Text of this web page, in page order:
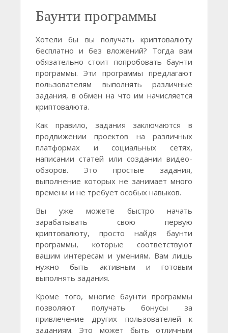
Баунти программы
Хотели бы вы получать криптовалюту
бесплатно и без вложений? Тогда вам
обязательно стоит попробовать баунти
программы. Эти программы предлагают
пользователям выполнять различные
задания, в обмен на что им начисляется
криптовалюта.
Как правило, задания заключаются в
продвижении проектов на различных
платформах и социальных сетях,
написании статей или создании видео-
обзоров. Это простые задания,
выполнение которых не занимает много
времени и не требует особых навыков.
Вы уже можете быстро начать
зарабатывать свою первую
криптовалюту, просто найдя баунти
программы, которые соответствуют
вашим интересам и умениям. Вам лишь
нужно быть активным и готовым
выполнять задания.
Кроме того, многие баунти программы
позволяют получать бонусы за
привлечение других пользователей к
заданиям. Это может быть отличным